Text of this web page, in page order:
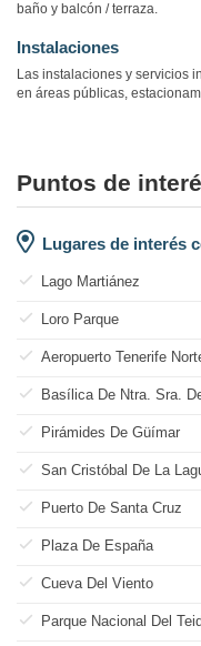
baño y balcón / terraza.
Instalaciones
Las instalaciones y servicios
en áreas públicas,
Puntos de
Lugares de interés
Lago Martiánez
Loro Parque
Aeropuerto Tenerife
Basílica De Ntra. Sra.
Pirámides De Güímar
San Cristóbal De La
Puerto De Santa Cruz
Plaza De España
Cueva Del Viento
Parque Nacional Del